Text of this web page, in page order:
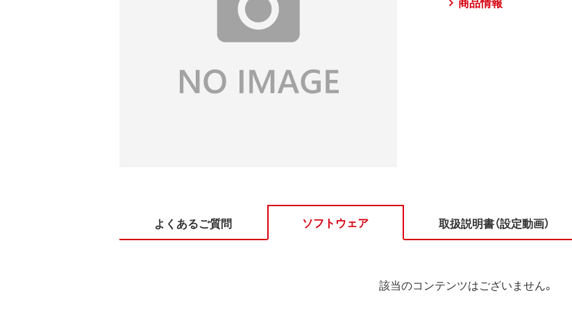
よくあるご質問 ソフトウェア 取扱説明書（設定動画）
該当のコンテンツはございません。